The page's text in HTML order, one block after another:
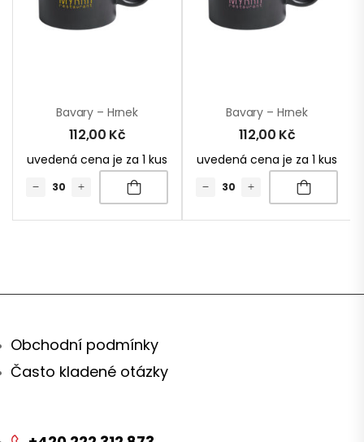
Bavary – Hrnek
112,00 Kč
uvedená cena je za 1 kus
Bavary – Hrnek
112,00 Kč
uvedená cena je za 1 kus
Obchodní podmínky
Často kladené otázky